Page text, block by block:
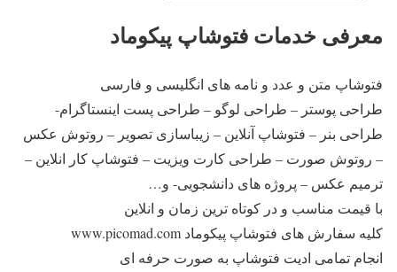
معرفی خدمات فتوشاپ پیکوماد
فتوشاپ متن و عدد و نامه های انگلیسی و فارسی
طراحی پوستر – طراحی لوگو – طراحی پست اینستاگرام-
طراحی بنر – فتوشاپ آنلاین – زیباسازی تصویر – روتوش عکس
– روتوش صورت – طراحی کارت ویزیت – فتوشاپ کار انلاین –
ترمیم عکس – پروژه های دانشجویی- و…
با قیمت مناسب و در کوتاه ترین زمان و انلاین
کلیه سفارش های فتوشاپ پیکوماد www.picomad.com
انجام تمامی ادیت فتوشاپ به صورت حرفه ای